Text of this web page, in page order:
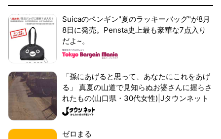
Suicaのペンギン"夏のラッキーバッグ"が8月
8日に発売。Pensta史上最も豪華な7点入り
だよ~。
「孫にあげると思って、あなたにこれをあげ
る」 真夏の山道で見知らぬお婆さんに握らさ
れたもの(山口県・30代女性)|Jタウンネット
ゼロまる